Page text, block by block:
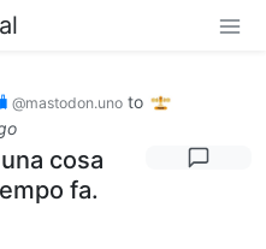
@mastodon.uno to
cosa
fa.